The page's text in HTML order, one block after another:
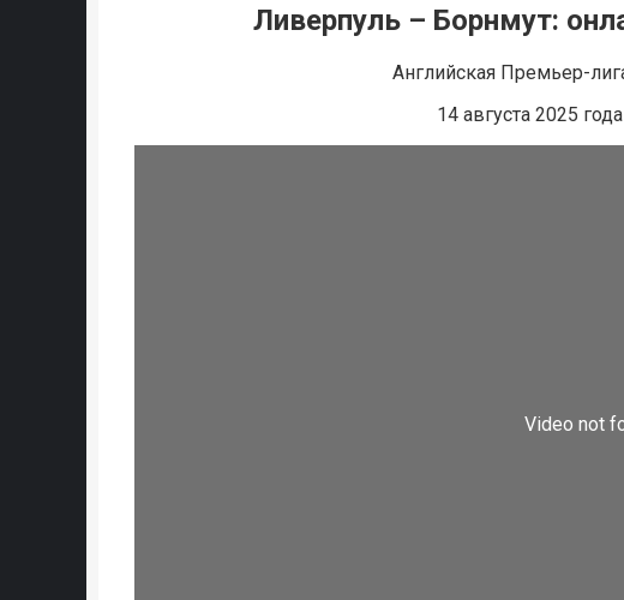
Ливерпуль – Борнмут:
Английская Премьер-
14 августа 2025